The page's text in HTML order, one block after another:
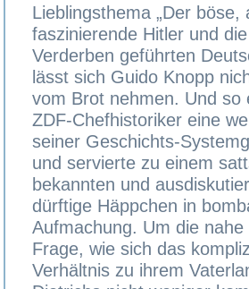
Lieblingsthema „Der böse,
faszinierende Hitler und
Verderben geführten
lässt sich Guido Knopp
vom Brot nehmen. Und so
ZDF-Chefhistoriker eine
seiner Geschichts-
und servierte zu einem
bekannten und
dürftige Häppchen in
Aufmachung. Um die nahe
Frage, wie sich das
Verhältnis zu ihrem